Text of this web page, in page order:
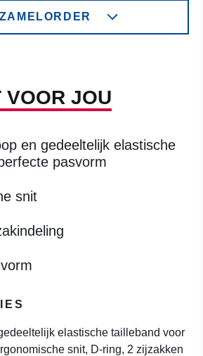
VOOR JOU
en gedeeltelijk elastische
pasvorm
snit
elastische tailleband voor
snit, D-ring, 2 zijzakken